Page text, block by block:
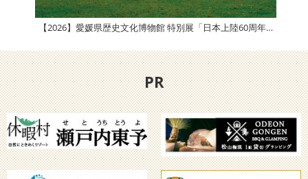
【2026】愛媛県歴史文化博物館 特別展「日本上陸60周年記念ガチャガチャ展」
PR